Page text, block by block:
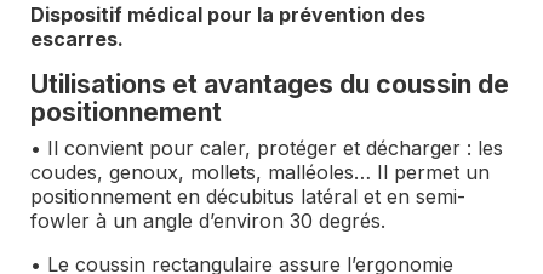
Dispositif médical pour la prévention des
escarres.
Utilisations et avantages du coussin de
positionnement
• Il convient pour caler, protéger et décharger : les
coudes, genoux, mollets, malléoles… Il permet un
positionnement en décubitus latéral et en semi-
fowler à un angle d’environ 30 degrés.
• Le coussin rectangulaire assure l’ergonomie